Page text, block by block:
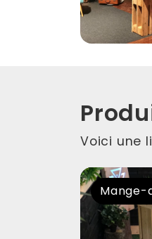
Voici une
Mange-